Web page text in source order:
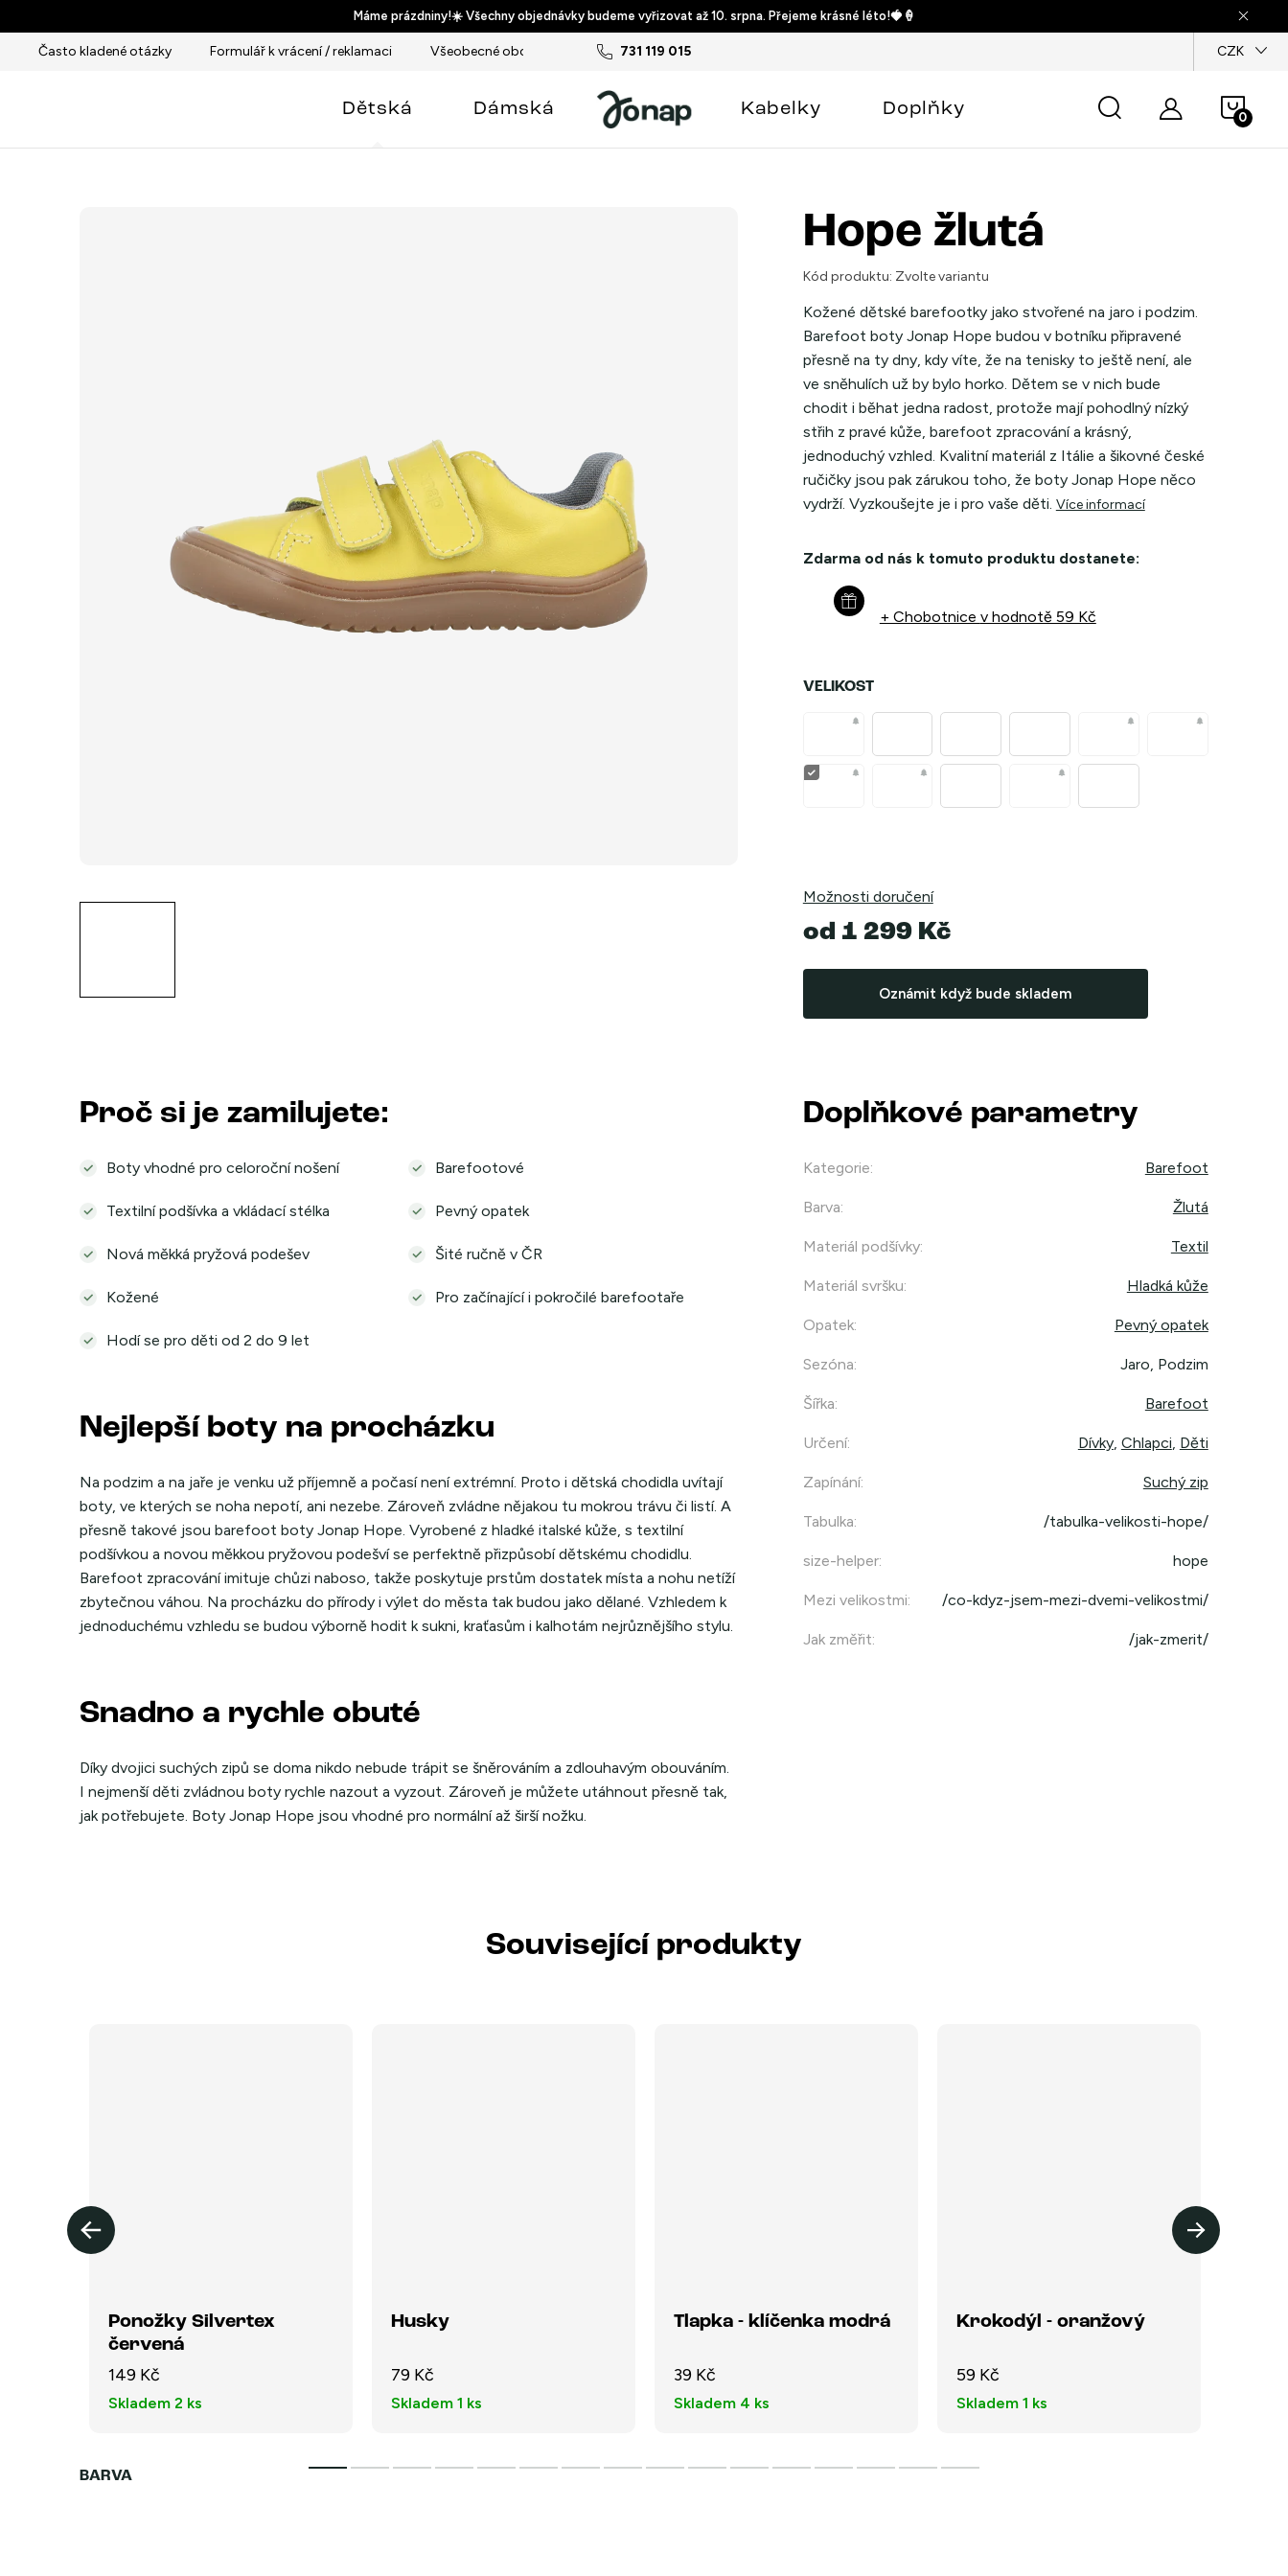
na
obsah
Máme prázdniny!☀️ Všechny objednávky budeme vyřizovat až 10. srpna. Přejeme krásné léto!🍓🍦
731 119 015
Často kladené otázky Formulář k vrácení / reklamaci Všeobecné obchodní podmínky Podmínky ochrany osobních údajů CZK
košík
Dětská Dámská Kabelky Doplňky
Hope žlutá
Kód produktu: Zvolte variantu
Kožené dětské barefootky jako stvořené na jaro i podzim.
Barefoot boty Jonap Hope budou v botníku připravené
přesně na ty dny, kdy víte, že na tenisky to ještě není, ale
ve sněhulích už by bylo horko. Dětem se v nich bude
chodit i běhat jedna radost, protože mají pohodlný nízký
střih z pravé kůže, barefoot zpracování a krásný,
jednoduchý vzhled. Kvalitní materiál z Itálie a šikovné české
ručičky jsou pak zárukou toho, že boty Jonap Hope něco
vydrží. Vyzkoušejte je i pro vaše děti. Více informací
Zdarma od nás k tomuto produktu dostanete:
+ Chobotnice v hodnotě 59 Kč
VELIKOST
Možnosti doručení
od 1 299 Kč
Oznámit když bude skladem
Proč si je zamilujete:
Boty vhodné pro celoroční nošení Barefootové
Textilní podšívka a vkládací stélka Pevný opatek
Nová měkká pryžová podešev Šité ručně v ČR
Kožené Pro začínající i pokročilé barefootaře
Hodí se pro děti od 2 do 9 let
Nejlepší boty na procházku
Na podzim a na jaře je venku už příjemně a počasí není extrémní. Proto i dětská chodidla uvítají
boty, ve kterých se noha nepotí, ani nezebe. Zároveň zvládne nějakou tu mokrou trávu či listí. A
přesně takové jsou barefoot boty Jonap Hope. Vyrobené z hladké italské kůže, s textilní
podšívkou a novou měkkou pryžovou podešví se perfektně přizpůsobí dětskému chodidlu.
Barefoot zpracování imituje chůzi naboso, takže poskytuje prstům dostatek místa a nohu netíží
zbytečnou váhou. Na procházku do přírody i výlet do města tak budou jako dělané. Vzhledem k
jednoduchému vzhledu se budou výborně hodit k sukni, kraťasům i kalhotám nejrůznějšího stylu.
Snadno a rychle obuté
Díky dvojici suchých zipů se doma nikdo nebude trápit se šněrováním a zdlouhavým obouváním.
I nejmenší děti zvládnou boty rychle nazout a vyzout. Zároveň je můžete utáhnout přesně tak,
jak potřebujete. Boty Jonap Hope jsou vhodné pro normální až širší nožku.
Doplňkové parametry
Kategorie: Barefoot
Barva: Žlutá
Materiál podšívky: Textil
Materiál svršku: Hladká kůže
Opatek: Pevný opatek
Sezóna: Jaro, Podzim
Šířka: Barefoot
Určení: Dívky, Chlapci, Děti
Zapínání: Suchý zip
Tabulka: /tabulka-velikosti-hope/
size-helper: hope
Mezi velikostmi: /co-kdyz-jsem-mezi-dvemi-velikostmi/
Jak změřit: /jak-zmerit/
Související produkty
Ponožky Silvertex
červená
149 Kč
Skladem 2 ks
Husky
79 Kč
Skladem 1 ks
Tlapka - klíčenka modrá
39 Kč
Skladem 4 ks
Krokodýl - oranžový
59 Kč
Skladem 1 ks